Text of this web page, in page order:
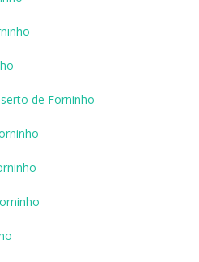
de Forninho